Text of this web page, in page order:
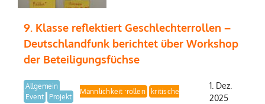
9. Klasse reflektiert Geschlechterrollen –
Deutschlandfunk berichtet über Workshop
der Beteiligungsfüchse
Allgemein
Event
Projekt
Demokratielernen
Geschlechterrollen
kritische Männlichkeit
1. Dez.
2025